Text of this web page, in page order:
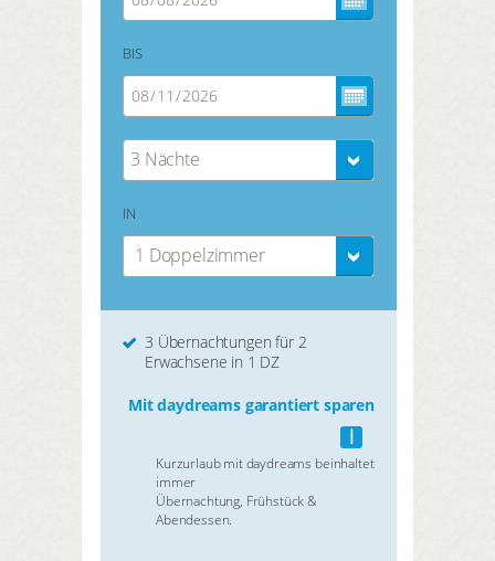
BIS
3 Nächte
IN
1 Doppelzimmer
3 Übernachtungen für 2
Erwachsene in 1 DZ
Mit daydreams garantiert sparen
i
Kurzurlaub mit daydreams beinhaltet
immer
Übernachtung, Frühstück &
Abendessen.